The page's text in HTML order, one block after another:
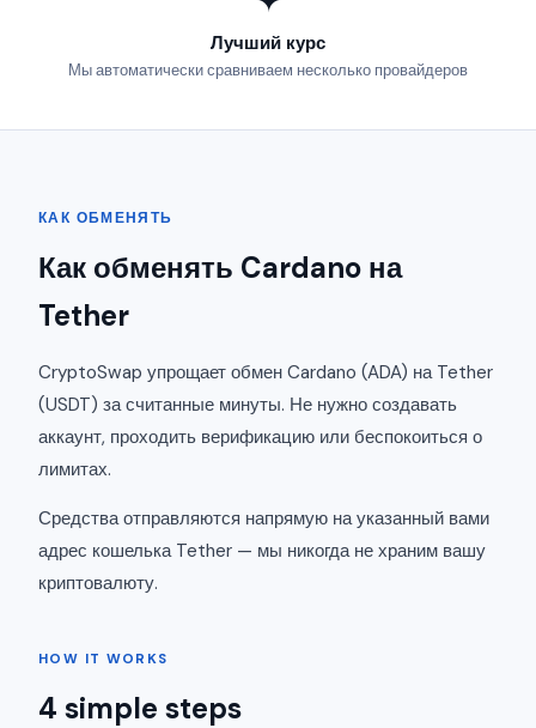
Лучший курс
Мы автоматически сравниваем несколько провайдеров
КАК ОБМЕНЯТЬ
Как обменять Cardano на
Tether
CryptoSwap упрощает обмен Cardano (ADA) на Tether
(USDT) за считанные минуты. Не нужно создавать
аккаунт, проходить верификацию или беспокоиться о
лимитах.
Средства отправляются напрямую на указанный вами
адрес кошелька Tether — мы никогда не храним вашу
криптовалюту.
HOW IT WORKS
4 simple steps